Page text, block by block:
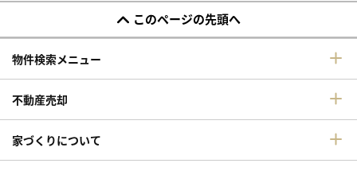
このページの先頭へ
物件検索メニュー
不動産売却
家づくりについて